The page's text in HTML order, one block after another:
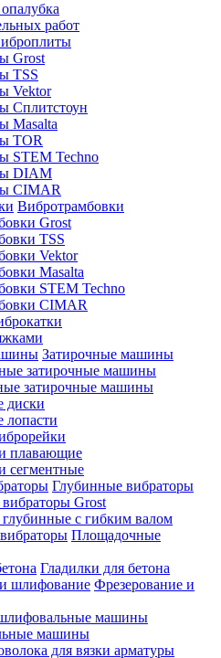
работ
Grost
TSS
Vektor
Сплитстоун
Masalta
TOR
STEM Techno
DIAM
CIMAR
Вибротрамбовки
Grost
TSS
Vektor
Masalta
STEM Techno
CIMAR
Затирочные машины
затирочные машины
затирочные машины
диски
лопасти
плавающие
сегментные
Глубинные вибраторы
Grost
с гибким валом
Площадочные
Гладилки для бетона
Фрезерование и
машины
машины